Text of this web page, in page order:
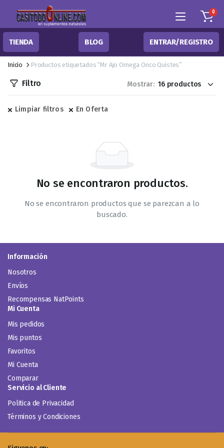
0
TIENDA BLOG ENTRAR/REGISTRO
Inicio Productos etiquetados “Mr Ajo Omega Onco Quistes”
Filtro Mostrar:
Limpiar filtros En Oferta
No se encontraron productos.
No se encontraron productos que se parezcan a lo
buscado.
Información
Nosotros
Envíos
Recompensas NatPoints
Mi Cuenta
Mis pedidos
Mis puntos
Favoritos
Mi Cuenta
Comparar
Servicio al Cliente
Politica de Privacidad
Términos y Condiciones